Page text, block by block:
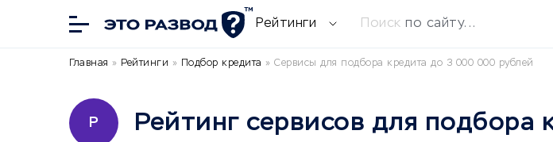
Рейтинги Поиск по сайту...
Главная » Рейтинги » Подбор кредита » Сервисы для подбора кредита до 3 000 000 рублей
Р Рейтинг сервисов для